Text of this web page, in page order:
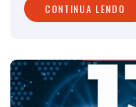
CONTINUA LENDO